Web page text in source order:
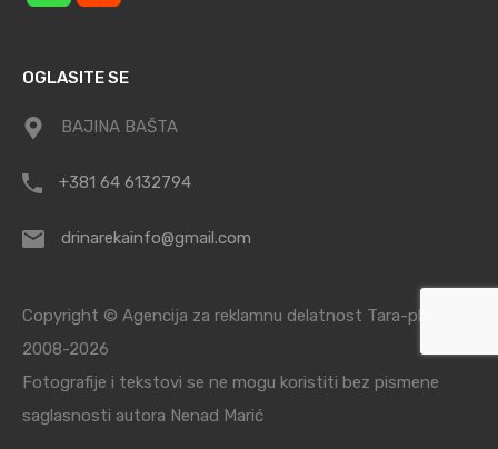
OGLASITE SE
BAJINA BAŠTA
+381 64 6132794
drinarekainfo@gmail.com
Copyright © Agencija za reklamnu delatnost Tara-planina /
2008-2026
Fotografije i tekstovi se ne mogu koristiti bez pismene
saglasnosti autora Nenad Marić